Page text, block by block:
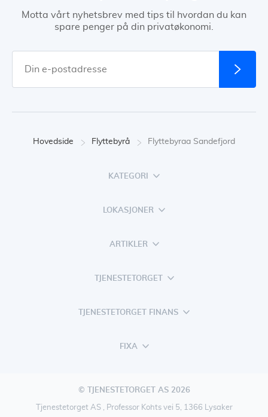
Motta vårt nyhetsbrev med tips til hvordan du kan
spare penger på din privatøkonomi.
Hovedside Flyttebyrå Flyttebyraa Sandefjord
KATEGORI
LOKASJONER
ARTIKLER
TJENESTETORGET
TJENESTETORGET FINANS
FIXA
© TJENESTETORGET AS 2026
Tjenestetorget AS , Professor Kohts vei 5, 1366 Lysaker